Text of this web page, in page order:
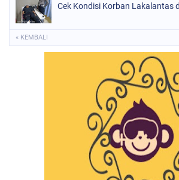
Cek Kondisi Korban Lakalantas
« KEMBALI